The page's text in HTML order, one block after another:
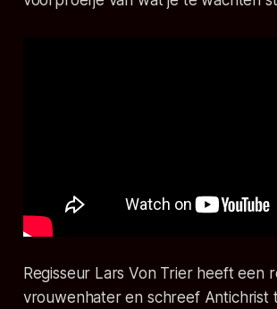
Regisseur Lars Von Trier heeft een
vrouwenhater en schreef Antichrist